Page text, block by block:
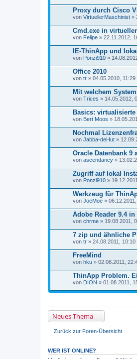
Proxy durch Cisco
von VirtuellerMaschinist »
Cmd.exe in
von Felipe » 22.11.2012,
IE-ThinApp und
von Ponzi910 »
Office 2010
von tr » 04.05.2010, 11:29
Mit welchem
von Trices » 14.05.2012,
Basics:
von Bert Moos »
Nochmal
von Jabba-deHut »
Oracle Datenbank 9
von ascendancy »
Zugriff auf lokal
von Ponzi910 »
Werkzeug für
von JoeMoe »
Adobe Reader 9.4 in
von chrme » 19.08.2011,
7 zip und ähnliche
von tr » 24.08.2011, 10:10
FreeMind
von hku » 02.08.2011,
ThinApp Problem.
von DION » 01.08.2011,
Neues Thema
Zurück zur Foren-Übersicht
WER IST ONLINE?